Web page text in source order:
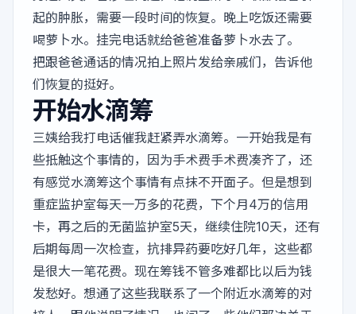
起的肿胀，需要一段时间的恢复。晚上吃饭还需要
喝萝卜水。挂完电话就给爸爸准备萝卜水去了。
把跟爸爸通话的情况拍上照片发给亲戚们，告诉他
们恢复的挺好。
开始水滴筹
三姨给我打电话催我赶紧弄水滴筹。一开始我是有
些抵触这个事情的，因为手术费手术费凑齐了，还
有感觉水滴筹这个事情有点抹不开面子。但是想到
重症监护室每天一万多的花费，下个月4万的信用
卡，再之后的无菌监护室5天，继续住院10天，还有
后期每周一次检查，抗排异药要吃好几年，这些都
是很大一笔花费。现在筹钱不管多难都比以后为钱
发愁好。想通了这些我联系了一个附近水滴筹的对